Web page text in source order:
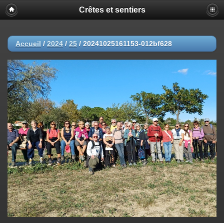
Crêtes et sentiers
Accueil / 2024 / 25 / 20241025161153-012bf628